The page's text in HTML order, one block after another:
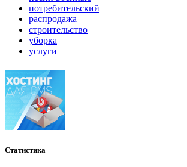
потребительский
распродажа
строительство
уборка
услуги
Статистика